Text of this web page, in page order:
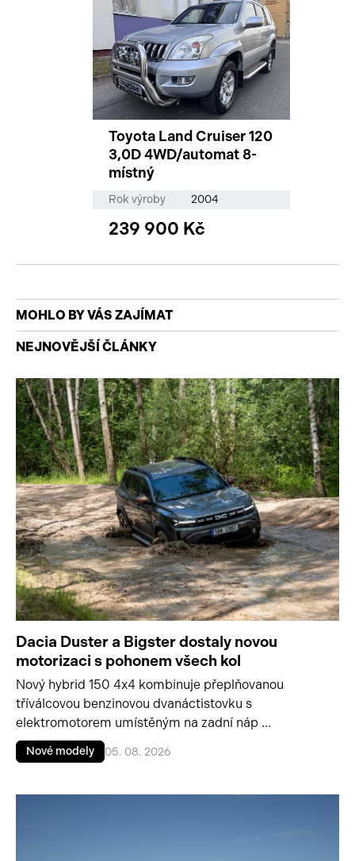
Toyota Land Cruiser 120
3,0D 4WD/automat 8-
místný
Rok výroby 2004
239 900 Kč
MOHLO BY VÁS ZAJÍMAT
NEJNOVĚJŠÍ ČLÁNKY
Dacia Duster a Bigster dostaly novou
motorizaci s pohonem všech kol
Nový hybrid 150 4x4 kombinuje přeplňovanou
tříválcovou benzinovou dvanáctistovku s
elektromotorem umístěným na zadní náp ...
Nové modely 05. 08. 2026